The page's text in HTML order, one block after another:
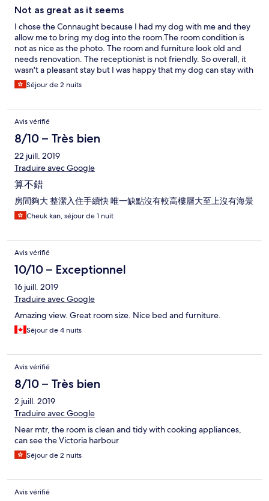
Not as great as it seems
I chose the Connaught because I had my dog with me and they
allow me to bring my dog into the room.The room condition is
not as nice as the photo. The room and furniture look old and
needs renovation. The receptionist is not friendly. So overall, it
wasn't a pleasant stay but I was happy that my dog can stay with
me.Séjour de 2 nuits
Avis vérifié
8/10 – Très bien
22 juill. 2019
Traduire avec Google
算不錯
房間夠大 整潔入住手續快 唯一缺點沒有較高樓層大至上沒有海景
Cheuk kan, séjour de 1 nuit
Avis vérifié
10/10 – Exceptionnel
16 juill. 2019
Traduire avec Google
Amazing view. Great room size. Nice bed and furniture.
Séjour de 4 nuits
Avis vérifié
8/10 – Très bien
2 juill. 2019
Traduire avec Google
Near mtr, the room is clean and tidy with cooking appliances,
can see the Victoria harbour
Séjour de 2 nuits
Avis vérifié